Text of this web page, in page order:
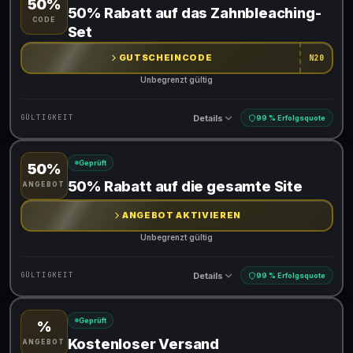
Gültig für teilnehmende Produkte
Gib den Code an der Kasse ein, um den Rabatt zu erhalten
50%
CODE
50% Rabatt auf das Zahnbleaching-
Set
GUTSCHEINCODE N20
Unbegrenzt gültig
GÜLTIGKEIT Details 99 % Erfolgsquote
Gültig für teilnehmende Produkte
Gib den Code an der Kasse ein, um den Rabatt zu erhalten
50%
ANGEBOT
Geprüft
50% Rabatt auf die gesamte Site
ANGEBOT AKTIVIEREN
Unbegrenzt gültig
GÜLTIGKEIT Details 99 % Erfolgsquote
Gültig für teilnehmende Produkte
%
ANGEBOT
Geprüft
Kostenloser Versand